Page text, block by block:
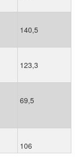
140,5
123,3
69,5
106